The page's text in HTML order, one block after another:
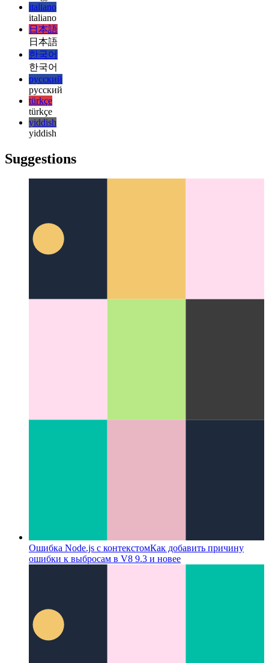
हिन्दी
magyar
magyar
italiano
italiano
日本語
日本語
한국어
한국어
русский
русский
türkçe
yiddish
ошибки к выбросам в V8 9.3 и новее